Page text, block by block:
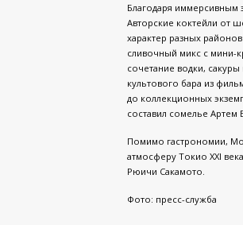
Благодаря иммерсивным
Авторские коктейли от
характер разных
сливочный микс с мини-
сочетание водки,
культового бара из
до коллекционных
составил сомелье Артем
Помимо гастрономии,
атмосферу Токио XXI
Рюичи Сакамото.
Фото: пресс-служба